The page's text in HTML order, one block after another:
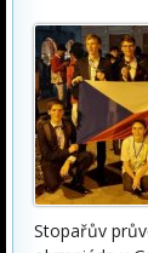
Stopařův